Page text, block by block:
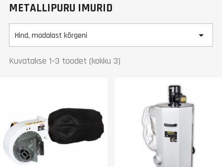
METALLIPURU IMURID
Hind, madalast kõrgeni 
Kuvatakse 1–3 toodet (kokku 3)